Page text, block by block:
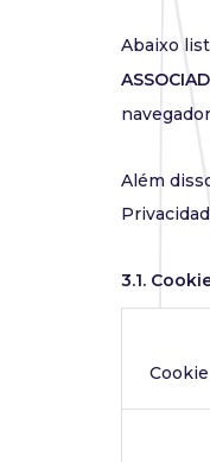
Abaixo
Além
3.1.
Cookie